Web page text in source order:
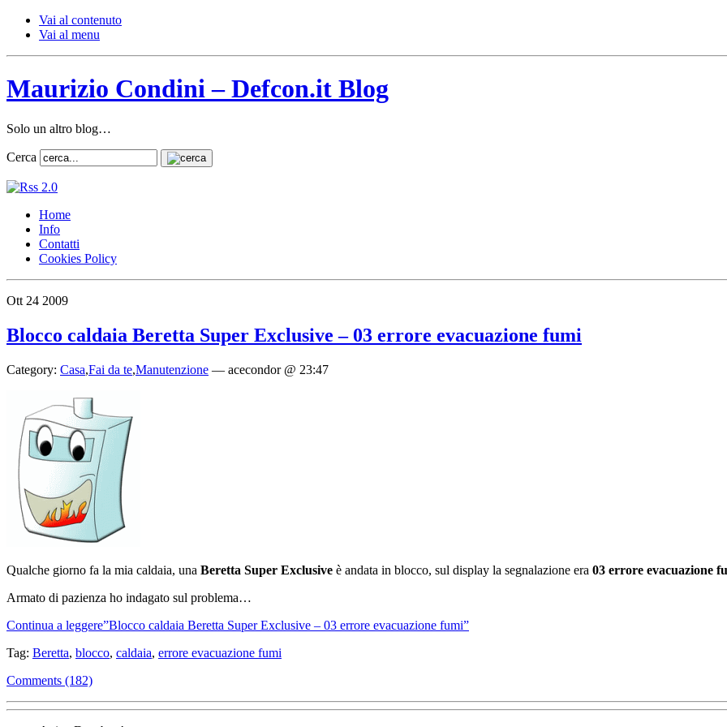
Vai al contenuto
Vai al menu
Maurizio Condini – Defcon.it Blog
Solo un altro blog…
Cerca
Home
Info
Contatti
Cookies Policy
Ott 24 2009
Blocco caldaia Beretta Super Exclusive – 03 errore evacuazione fumi
Category: Casa,Fai da te,Manutenzione — acecondor @ 23:47
Qualche giorno fa la mia caldaia, una Beretta Super Exclusive è andata in blocco, sul display la segnalazione era 03 errore evacuazione
Armato di pazienza ho indagato sul problema…
Continua a leggere”Blocco caldaia Beretta Super Exclusive – 03 errore evacuazione fumi”
Tag: Beretta, blocco, caldaia, errore evacuazione fumi
Comments (182)